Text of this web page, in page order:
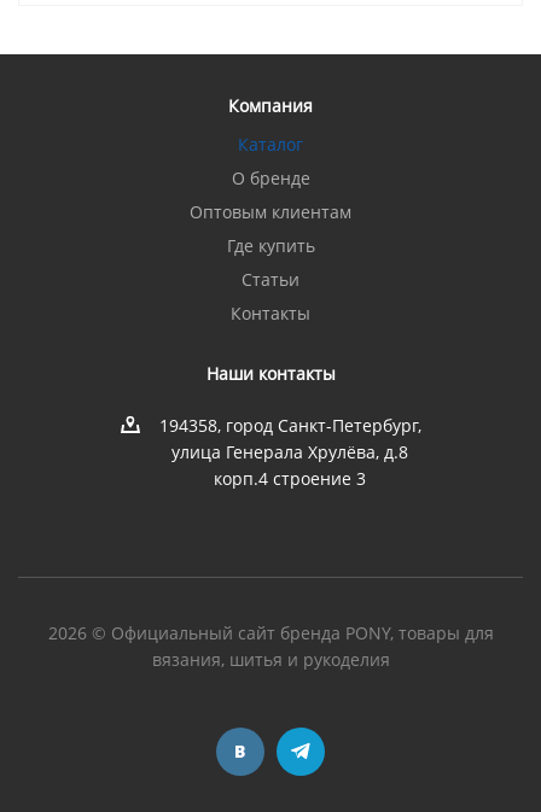
Компания
Каталог
О бренде
Оптовым клиентам
Где купить
Статьи
Контакты
Наши контакты
194358, город Санкт-Петербург,
улица Генерала Хрулёва, д.8
корп.4 строение 3
2026 © Официальный сайт бренда PONY, товары для
вязания, шитья и рукоделия